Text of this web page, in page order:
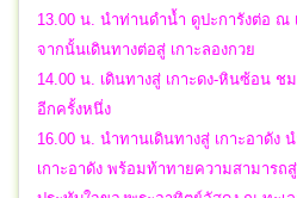
13.00 น. นำท่านดำน้ำ ดูปะการังต่อ ณ
จากนั้นเดินทางต่อสู่ เกาะลองกวย
14.00 น. เดินทางสู่ เกาะดง-หินซ้อน ช
อีกครั้งหนึ่ง
16.00 น. นำทานเดินทางสู่ เกาะอาดั
เกาะอาดัง พร้อมท้าทายความสามาร